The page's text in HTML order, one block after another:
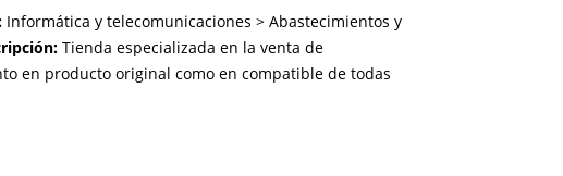
Informática y telecomunicaciones > Abastecimientos y
Tienda especializada en la venta de
en producto original como en compatible de todas